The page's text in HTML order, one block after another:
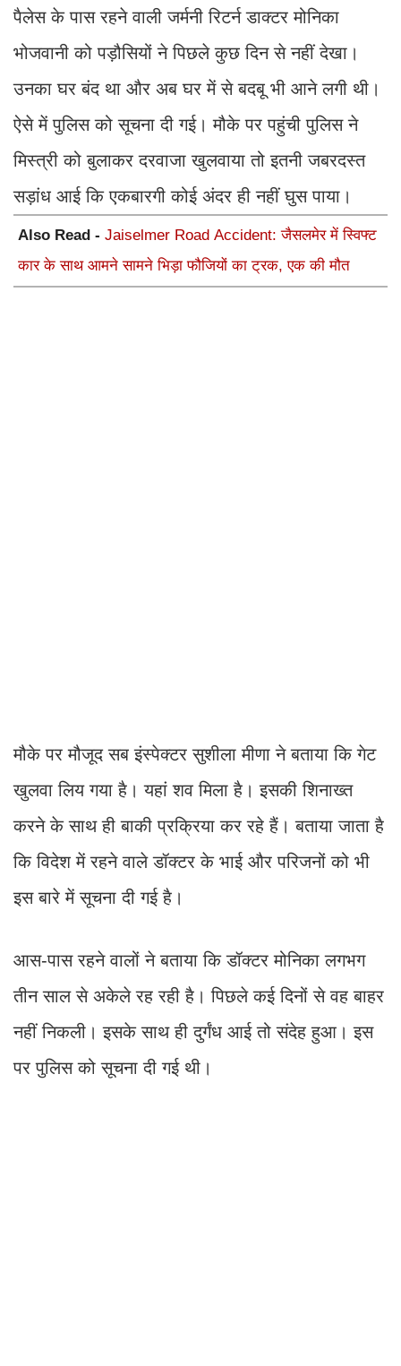
पैलेस के पास रहने वाली जर्मनी रिटर्न डाक्टर मोनिका
भोजवानी को पड़ौसियों ने पिछले कुछ दिन से नहीं देखा।
उनका घर बंद था और अब घर में से बदबू भी आने लगी थी।
ऐसे में पुलिस को सूचना दी गई। मौके पर पहुंची पुलिस ने
मिस्त्री को बुलाकर दरवाजा खुलवाया तो इतनी जबरदस्त
सड़ांध आई कि एकबारगी कोई अंदर ही नहीं घुस पाया।
Also Read - Jaiselmer Road Accident: जैसलमेर में स्विफ्ट
कार के साथ आमने सामने भिड़ा फौजियों का ट्रक, एक की मौत
मौके पर मौजूद सब इंस्पेक्टर सुशीला मीणा ने बताया कि गेट
खुलवा लिय गया है। यहां शव मिला है। इसकी शिनाख्त
करने के साथ ही बाकी प्रक्रिया कर रहे हैं। बताया जाता है
कि विदेश में रहने वाले डॉक्टर के भाई और परिजनों को भी
इस बारे में सूचना दी गई है।
आस-पास रहने वालों ने बताया कि डॉक्टर मोनिका लगभग
तीन साल से अकेले रह रही है। पिछले कई दिनों से वह बाहर
नहीं निकली। इसके साथ ही दुर्गंध आई तो संदेह हुआ। इस
पर पुलिस को सूचना दी गई थी।